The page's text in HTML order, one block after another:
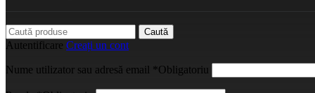
Caută
Autentificare Creați un cont
Nume utilizator sau adresă email *Obligatoriu